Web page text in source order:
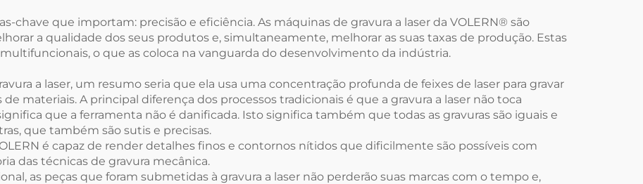
chave que importam: precisão e eficiência. As máquinas de gravura a laser da VOLERN® são
a qualidade dos seus produtos e, simultaneamente, melhorar as suas taxas de produção. Estas
o que as coloca na vanguarda do desenvolvimento da indústria.
a laser, um resumo seria que ela usa uma concentração profunda de feixes de laser para gravar
materiais. A principal diferença dos processos tradicionais é que a gravura a laser não toca
que a ferramenta não é danificada. Isto significa também que todas as gravuras são iguais e
que também são sutis e precisas.
é capaz de render detalhes finos e contornos nítidos que dificilmente são possíveis com
das técnicas de gravura mecânica.
as peças que foram submetidas à gravura a laser não perderão suas marcas com o tempo e,